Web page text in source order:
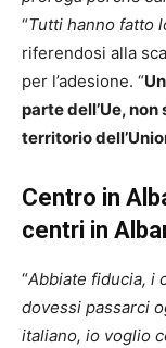
“Tutti hanno fatto
riferendosi alla
per l’adesione. “
parte dell’Ue,
territorio
Centro in
centri in
“Abbiate fiducia, i
dovessi passarci
italiano, io voglio